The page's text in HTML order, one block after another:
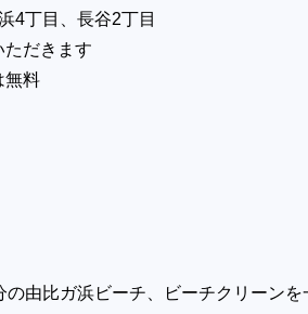
4丁目、長谷2丁目
だきます
無料
由比ガ浜ビーチ、ビーチクリーンを